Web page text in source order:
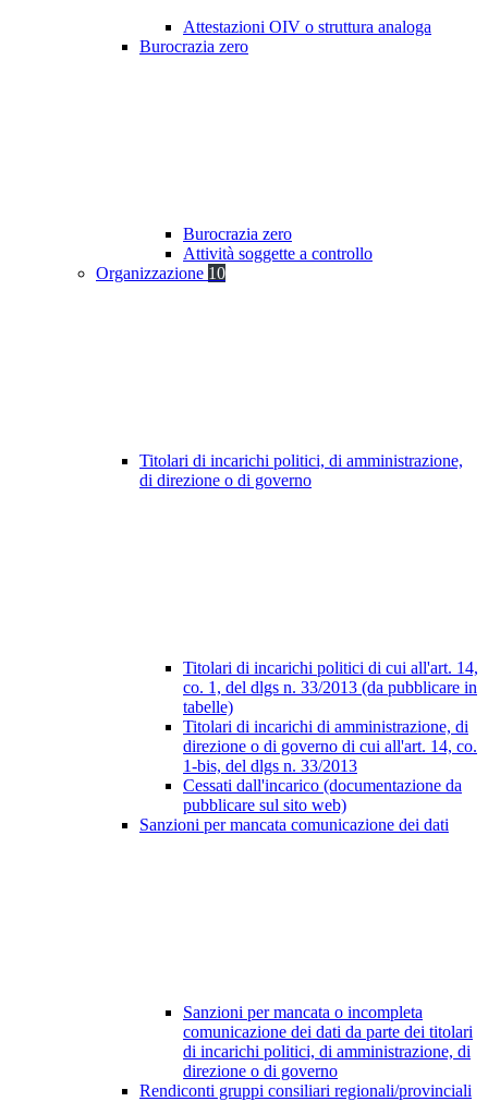
Attestazioni OIV o struttura analoga
Burocrazia zero
Burocrazia zero
Attività soggette a controllo
Organizzazione 10
Titolari di incarichi politici, di amministrazione,
di direzione o di governo
Titolari di incarichi politici di cui all'art. 14,
co. 1, del dlgs n. 33/2013 (da pubblicare in
tabelle)
Titolari di incarichi di amministrazione, di
direzione o di governo di cui all'art. 14, co.
1-bis, del dlgs n. 33/2013
Cessati dall'incarico (documentazione da
pubblicare sul sito web)
Sanzioni per mancata comunicazione dei dati
Sanzioni per mancata o incompleta
comunicazione dei dati da parte dei titolari
di incarichi politici, di amministrazione, di
direzione o di governo
Rendiconti gruppi consiliari regionali/provinciali